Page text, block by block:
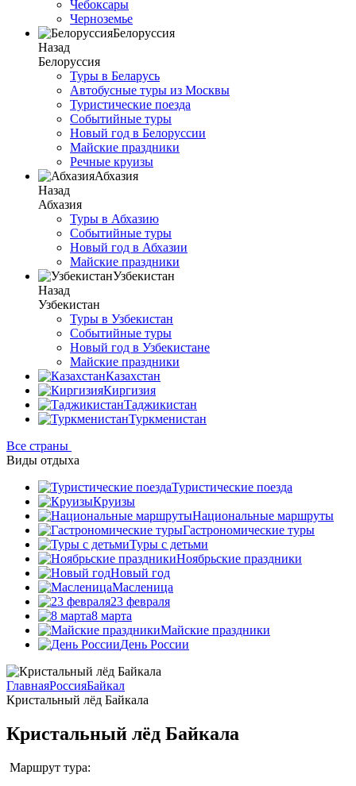
Чебоксары
Черноземье
Белоруссия
Назад
Белоруссия
Туры в Беларусь
Автобусные туры из Москвы
Туристические поезда
Событийные туры
Новый год в Белоруссии
Майские праздники
Речные круизы
Абхазия
Назад
Абхазия
Туры в Абхазию
Событийные туры
Новый год в Абхазии
Майские праздники
Узбекистан
Назад
Узбекистан
Туры в Узбекистан
Событийные туры
Новый год в Узбекистане
Майские праздники
Казахстан
Киргизия
Таджикистан
Туркменистан
Все страны
Виды отдыха
Туристические поезда
Круизы
Национальные маршруты
Гастрономические туры
Туры с детьми
Ноябрьские праздники
Новый год
Масленица
23 февраля
8 марта
Майские праздники
День России
ГлавнаяРоссияБайкал
Кристальный лёд Байкала
Кристальный лёд Байкала
Маршрут тура: